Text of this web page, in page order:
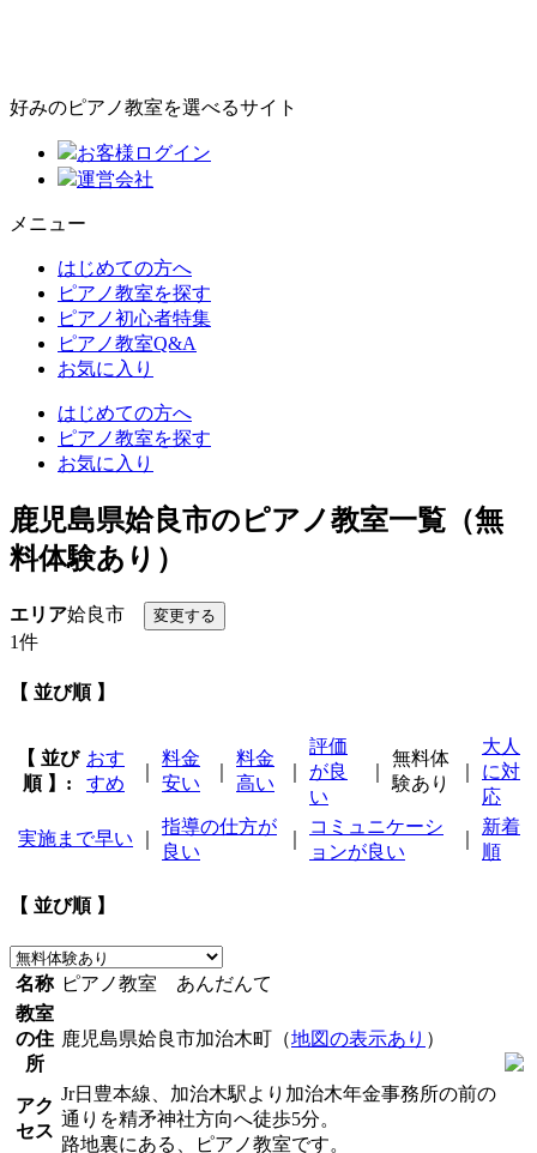
好みのピアノ教室を選べるサイト
お客様ログイン
運営会社
メニュー
はじめての方へ
ピアノ教室を探す
ピアノ初心者特集
ピアノ教室Q&A
お気に入り
はじめての方へ
ピアノ教室を探す
お気に入り
鹿児島県姶良市のピアノ教室一覧（無
料体験あり）
エリア姶良市
1件
【 並び順 】
【 並び
順 】:
おす
すめ
料金
安い
料金
高い
評価
が良
い
無料体
験あり
大人
に対
応
実施まで早い
指導の仕方が
良い
コミュニケーシ
ョンが良い
新着
順
【 並び順 】
名称 ピアノ教室 あんだんて
教室
の住
所
鹿児島県姶良市加治木町（地図の表示あり ）
アク
セス
Jr日豊本線、加治木駅より加治木年金事務所の前の
通りを精矛神社方向へ徒歩5分。
路地裏にある、ピアノ教室です。